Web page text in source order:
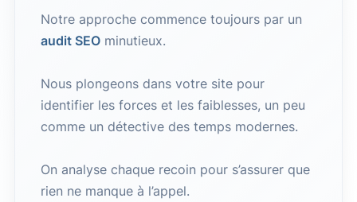
Notre approche commence toujours par un
audit SEOminutieux.
Nous plongeons dans votre site pour
identifier les forces et les faiblesses, un peu
comme un détective des temps modernes.
On analyse chaque recoin pour s’assurer que
rien ne manque à l’appel.